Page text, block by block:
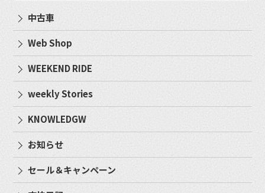
中古車
Web Shop
WEEKEND RIDE
weekly Stories
KNOWLEDGW
お知らせ
セール＆キャンペーン